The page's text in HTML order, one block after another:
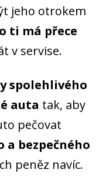
jeho otrokem
ti má přece
v servise.
spolehlivého
auta tak, aby
pečovat
bezpečného
peněz navíc.